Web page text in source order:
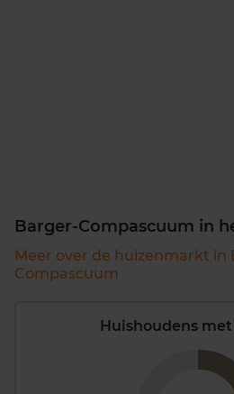
Barger-Compascuum in
Meer over de huizenmarkt in
Compascuum
Huishoudens